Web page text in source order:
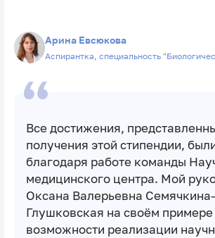
Арина Евсюкова
Аспирантка, специальность
Все достижения,
получения этой стипендии,
благодаря работе команды
медицинского центра. Мой
Оксана Валерьевна Семячкина-
Глушковская на своём
возможности реализации